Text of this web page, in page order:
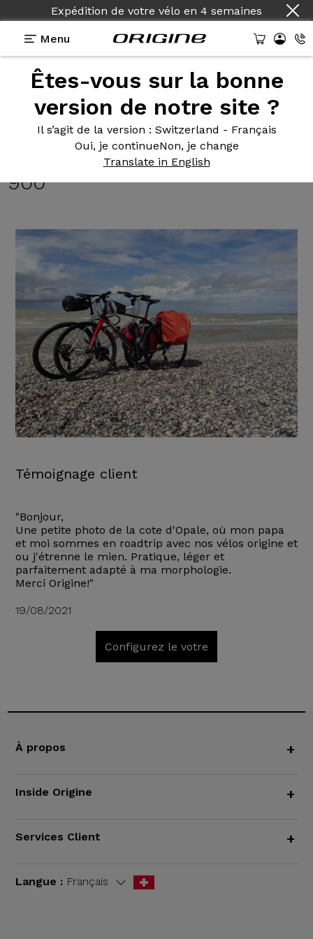
Expédition de votre vélo en 4 semaines
Menu
Êtes-vous sur la bonne
version de notre site ?
Il s’agit de la version : Switzerland - Français
Oui, je continueNon, je change
Translate in English
Témoignages>Trail Flat Bar - Shimano Tiagra -
Trail Flat Bar - Shimano Tiagra
- Roues Fulcrum Rapid Red
900
Témoignage client
"Bonjour,
Une petite photo de la cote d'Opale, où mon papa
et moi sommes en roadtrip avec nos vélos origine et
ou j'étrenne le mien. Pratique, léger et
parfaitement adapté à ma morphologie.
Merci Origine!"
19/08/2021
Configurez le votre
À propos +
Inside Origine +
Services Client +
Langue : Français